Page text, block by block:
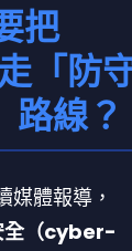
把
「防
路線？
體報導，
全（cyber-